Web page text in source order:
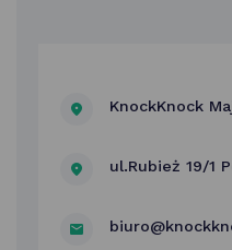
KnockKnock
ul.Rubież 19/1